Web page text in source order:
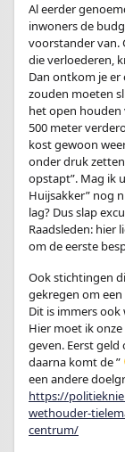
Al eerder
inwoners de
voorstander van.
die verloederen,
Dan ontkom je er
zouden moeten
het open houden
500 meter
kost gewoon
onder druk
opstapt”. Mag ik
Huijsakker” nog
lag? Dus slap
Raadsleden: hier
om de eerste
Ook stichtingen
gekregen om
Dit is immers ook
Hier moet ik
geven. Eerst
daarna komt de ”
een andere
https://
wethouder-
centrum/